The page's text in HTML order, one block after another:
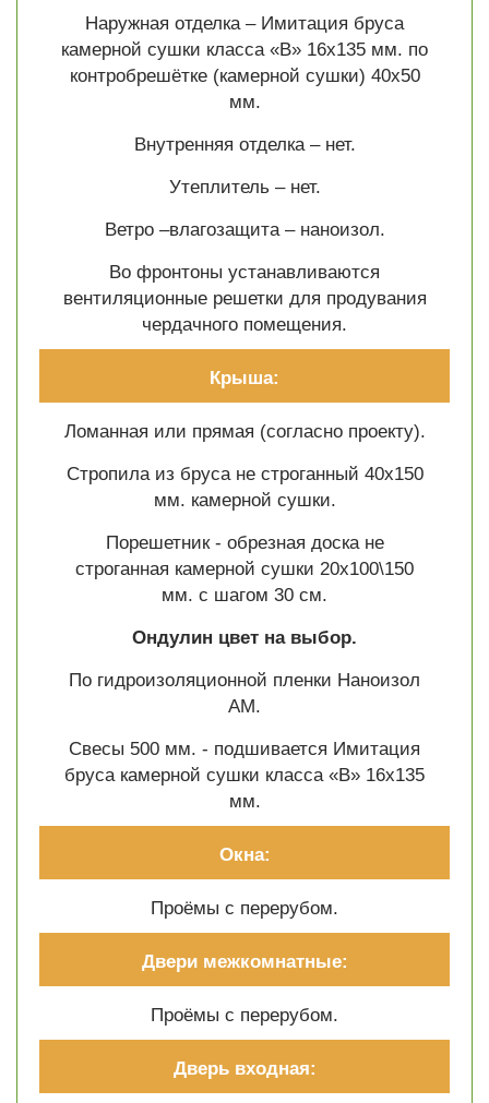
Наружная отделка – Имитация бруса
камерной сушки класса «В» 16х135 мм. по
контробрешётке (камерной сушки) 40х50
мм.
Внутренняя отделка – нет.
Утеплитель – нет.
Ветро –влагозащита – наноизол.
Во фронтоны устанавливаются
вентиляционные решетки для продувания
чердачного помещения.
Крыша:
Ломанная или прямая (согласно проекту).
Стропила из бруса не строганный 40х150
мм. камерной сушки.
Порешетник - обрезная доска не
строганная камерной сушки 20х100\150
мм. с шагом 30 см.
Ондулин цвет на выбор.
По гидроизоляционной пленки Наноизол
АМ.
Свесы 500 мм. - подшивается Имитация
бруса камерной сушки класса «В» 16х135
мм.
Окна:
Проёмы с перерубом.
Двери межкомнатные:
Проёмы с перерубом.
Дверь входная: